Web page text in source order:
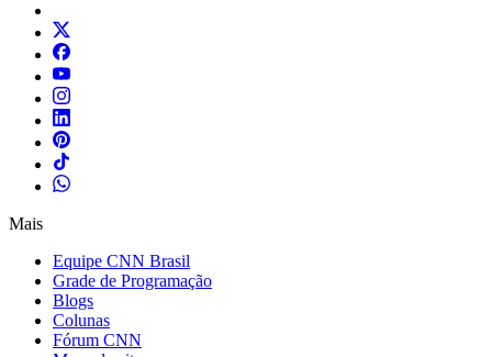
Mais
Equipe CNN Brasil
Grade de Programação
Blogs
Colunas
Fórum CNN